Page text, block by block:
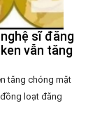
sĩ đăng
vẫn tăng
tăng chóng mặt
loạt đăng